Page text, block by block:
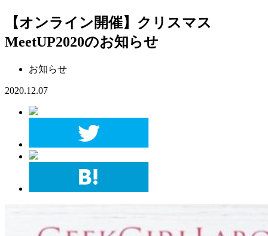
【オンライン開催】クリスマス
MeetUP2020のお知らせ
お知らせ
2020.12.07